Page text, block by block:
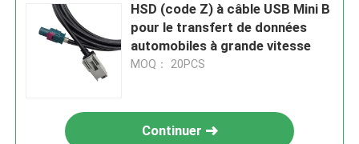
HSD (code Z) à câble USB Mini B
pour le transfert de données
automobiles à grande vitesse
MOQ： 20PCS
Continuer